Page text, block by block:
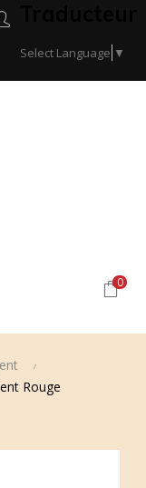
Select Language ▼
0
Rouge